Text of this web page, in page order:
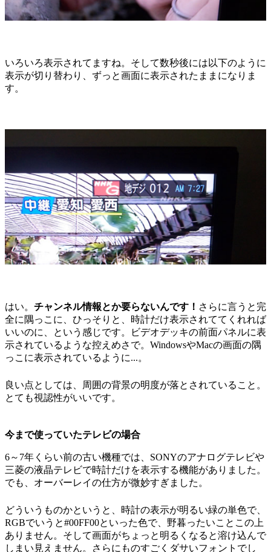
いろいろ表示されてますね。そして数秒後には以下のように
表示が切り替わり、ずっと画面に表示されたままになりま
す。
はい。 チャンネル情報とか要らないんです！ さらに言うと完
全に隅っこに、ひっそりと、時計だけ表示されててくれれば
いいのに、という感じです。ビデオデッキの前面パネルに表
示されているような控えめさで。WindowsやMacの画面の隅
っこに表示されているように...。
良い点としては、周囲の背景の明度が落とされていること。
とても視認性がいいです。
今まで使っていたテレビの場合
6～7年くらい前の古い機種では、SONYのアナログテレビや
三菱の液晶テレビで時計だけを表示する機能がありました。
でも、オーバーレイの仕方が微妙すぎました。
どういうものかというと、時計の表示が明るい緑の単色で、
RGBでいうと#00FF00といった色で、野暮ったいことこの上
ありません。そして画面がちょっと明るくなると溶け込んで
しまい見えません。さらにものすごくダサいフォントでし